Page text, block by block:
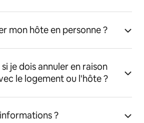
mon hôte en personne ?
je dois annuler en raison
le logement ou l'hôte ?
?